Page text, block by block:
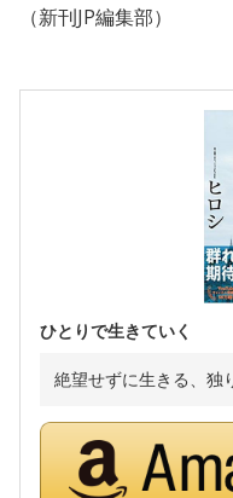
（新刊JP編集部）
ひとりで生きていく
絶望せずに生きる、独